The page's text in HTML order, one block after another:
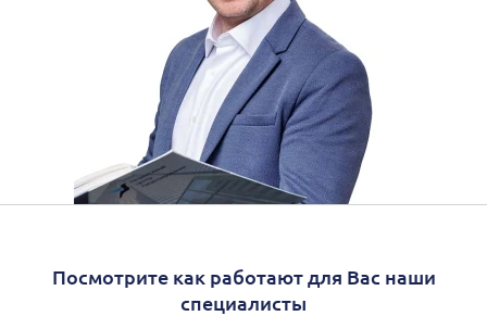
Посмотрите как работают для Вас наши
специалисты